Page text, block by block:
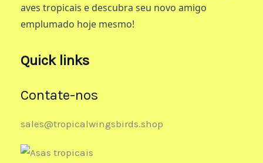
aves tropicais e descubra seu novo amigo
emplumado hoje mesmo!
Quick links
Contate-nos
sales@tropicalwingsbirds.shop